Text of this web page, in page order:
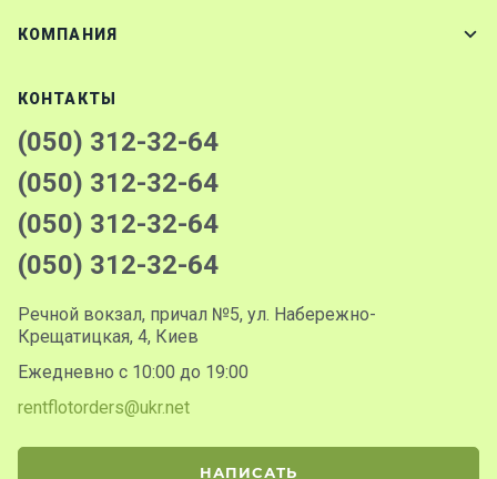
КОМПАНИЯ
КОНТАКТЫ
(050) 312-32-64
(050) 312-32-64
(050) 312-32-64
(050) 312-32-64
Речной вокзал, причал №5, ул. Набережно-
Крещатицкая, 4, Киев
Ежедневно с 10:00 до 19:00
rentflotorders@ukr.net
НАПИСАТЬ